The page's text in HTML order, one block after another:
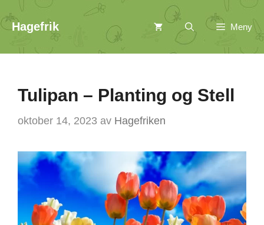
Hopp
til
innhold
Hagefrik Meny
Tulipan – Planting og Stell
oktober 14, 2023 av Hagefriken